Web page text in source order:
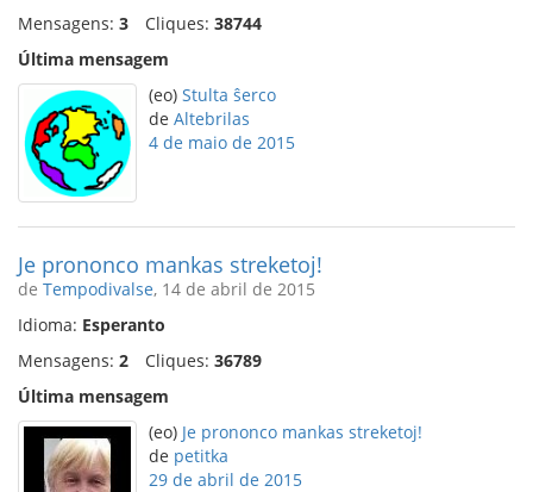
Mensagens: 3 Cliques: 38744
Última mensagem
(eo) Stulta ŝerco
de Altebrilas
4 de maio de 2015
Je prononco mankas streketoj!
de Tempodivalse, 14 de abril de 2015
Idioma: Esperanto
Mensagens: 2 Cliques: 36789
Última mensagem
(eo) Je prononco mankas streketoj!
de petitka
29 de abril de 2015